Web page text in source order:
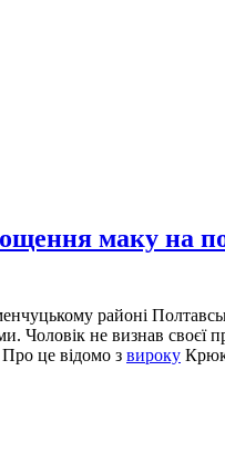
маку на
районі
Чоловік не визнав
це відомо з вироку